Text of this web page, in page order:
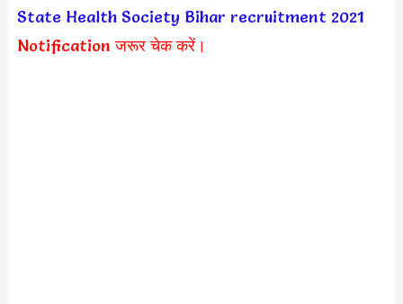
State Health Society Bihar recruitment 2021
Notification जरूर चेक करें।